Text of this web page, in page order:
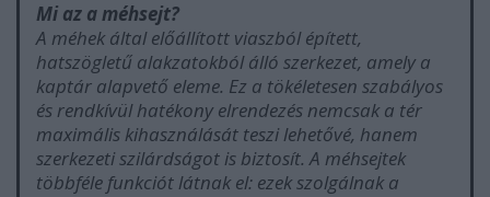
Mi az a méhsejt?
A méhek által előállított viaszból épített,
hatszögletű alakzatokból álló szerkezet, amely a
kaptár alapvető eleme. Ez a tökéletesen szabályos
és rendkívül hatékony elrendezés nemcsak a tér
maximális kihasználását teszi lehetővé, hanem
szerkezeti szilárdságot is biztosít. A méhsejtek
többféle funkciót látnak el: ezek szolgálnak a